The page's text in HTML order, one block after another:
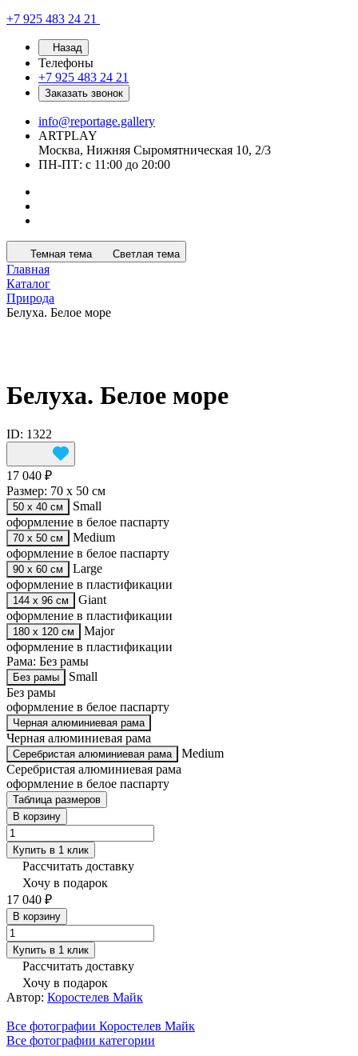
+7 925 483 24 21
Назад
Телефоны
+7 925 483 24 21
Заказать звонок
info@reportage.gallery
ARTPLAY
Москва, Нижняя Сыромятническая 10, 2/3
ПН-ПТ: с 11:00 до 20:00
Темная тема Светлая тема
Главная
Каталог
Природа
Белуха. Белое море
Белуха. Белое море
ID: 1322
17 040 ₽
Размер: 70 х 50 см
50 х 40 см
Small
оформление в белое паспарту
70 х 50 см
Medium
оформление в белое паспарту
90 х 60 см
Large
оформление в пластификации
144 х 96 см
Giant
оформление в пластификации
180 х 120 см
Major
оформление в пластификации
Рама: Без рамы
Без рамы
Small
Без рамы
оформление в белое паспарту
Черная алюминиевая рама
Черная алюминиевая рама
Серебристая алюминиевая рама
Medium
Серебристая алюминиевая рама
оформление в белое паспарту
Таблица размеров
В корзину
Купить в 1 клик
Рассчитать доставку
Хочу в подарок
17 040 ₽
В корзину
Купить в 1 клик
Рассчитать доставку
Хочу в подарок
Автор: Коростелев Майк
Все фотографии Коростелев Майк
Все фотографии категории